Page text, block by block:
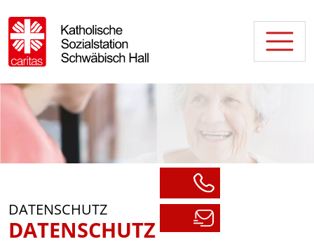
DATENSCHUTZ
DATENSCHUTZ